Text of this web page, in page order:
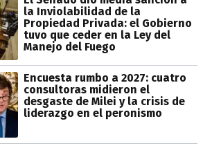
la Inviolabilidad de la
Propiedad Privada: el Gobierno
tuvo que ceder en la Ley del
Manejo del Fuego
Encuesta rumbo a 2027: cuatro
consultoras midieron el
desgaste de Milei y la crisis de
liderazgo en el peronismo